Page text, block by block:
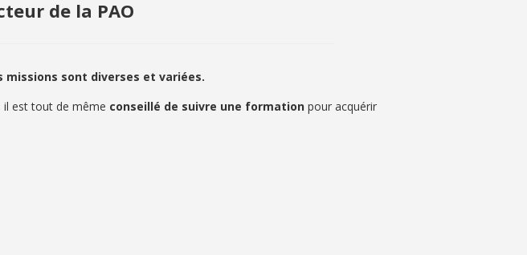
de la PAO
missions sont diverses et variées.
il est tout de même conseillé de suivre une formation pour acquérir